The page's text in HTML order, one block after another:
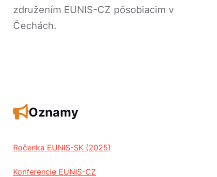
združením EUNIS-CZ pôsobiacim v
Čechách.
Oznamy
Ročenka EUNIS-SK (2025)
Konferencie EUNIS-CZ